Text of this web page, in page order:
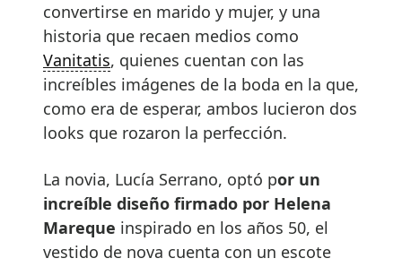
convertirse en marido y mujer, y una
historia que recaen medios como
Vanitatis, quienes cuentan con las
increíbles imágenes de la boda en la que,
como era de esperar, ambos lucieron dos
looks que rozaron la perfección.
La novia, Lucía Serrano, optó por un
increíble diseño firmado por Helena
Mareque inspirado en los años 50, el
vestido de nova cuenta con un escote